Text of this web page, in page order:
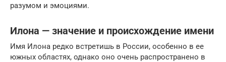
разумом и эмоциями.
Илона — значение и происхождение имени
Имя Илона редко встретишь в России, особенно в ее
южных областях, однако оно очень распространено в